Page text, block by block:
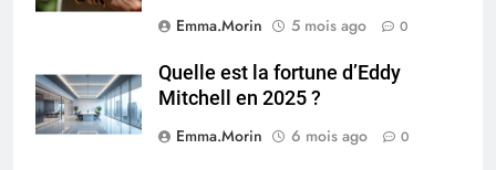
Emma.Morin
5 mois ago 0
Quelle est la fortune d’Eddy
Mitchell en 2025 ?
Emma.Morin
6 mois ago 0